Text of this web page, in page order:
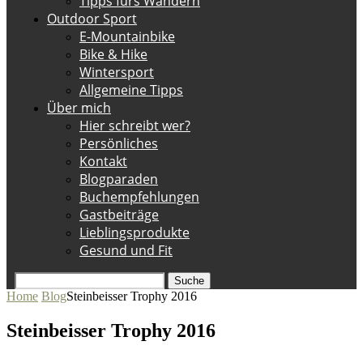
Outdoor Sport
E-Mountainbike
Bike & Hike
Wintersport
Allgemeine Tipps
Über mich
Hier schreibt wer?
Persönliches
Kontakt
Blogparaden
Buchempfehlungen
Gastbeiträge
Lieblingsprodukte
Gesund und Fit
Suche
Home BlogSteinbeisser Trophy 2016
Steinbeisser Trophy 2016